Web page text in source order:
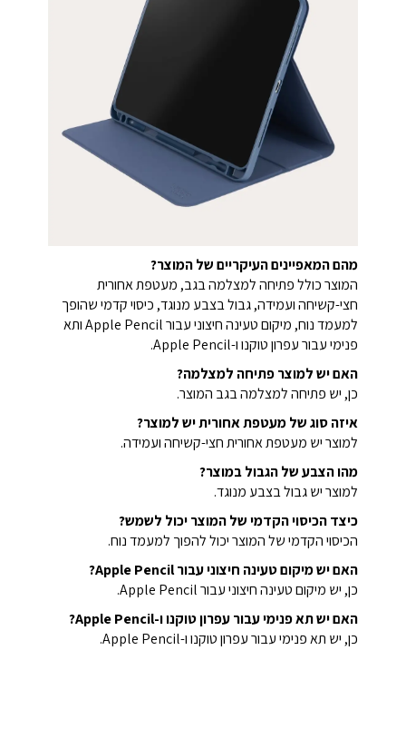
מהם המאפיינים העיקריים של המוצר?
המוצר כולל פתיחה למצלמה בגב, מעטפת אחורית
חצי-קשיחה ועמידה, גבול בצבע מנוגד, כיסוי קדמי שהופך
למעמד נוח, מיקום טעינה חיצוני עבור Apple Pencil ותא
פנימי עבור עפרון טוקנו ו-Apple Pencil.
האם יש למוצר פתיחה למצלמה?
כן, יש פתיחה למצלמה בגב המוצר.
איזה סוג של מעטפת אחורית יש למוצר?
למוצר יש מעטפת אחורית חצי-קשיחה ועמידה.
מהו הצבע של הגבול במוצר?
למוצר יש גבול בצבע מנוגד.
כיצד הכיסוי הקדמי של המוצר יכול לשמש?
הכיסוי הקדמי של המוצר יכול להפוך למעמד נוח.
האם יש מיקום טעינה חיצוני עבור Apple Pencil?
כן, יש מיקום טעינה חיצוני עבור Apple Pencil.
האם יש תא פנימי עבור עפרון טוקנו ו-Apple Pencil?
כן, יש תא פנימי עבור עפרון טוקנו ו-Apple Pencil.